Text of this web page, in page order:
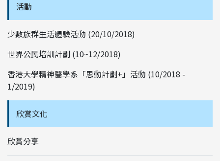
活動
少數族群生活體驗活動 (20/10/2018)
世界公民培訓計劃 (10~12/2018)
香港大學精神醫學系「思動計劃+」活動 (10/2018 -
1/2019)
欣賞文化
欣賞分享